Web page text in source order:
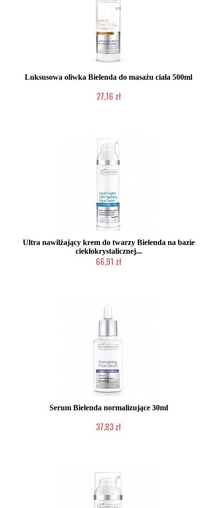
Luksusowa oliwka Bielenda do masażu ciała 500ml
27,16 zł
Ultra nawilżający krem do twarzy Bielenda na bazie
ciekłokrystalicznej...
66,91 zł
Serum Bielenda normalizujące 30ml
37,83 zł